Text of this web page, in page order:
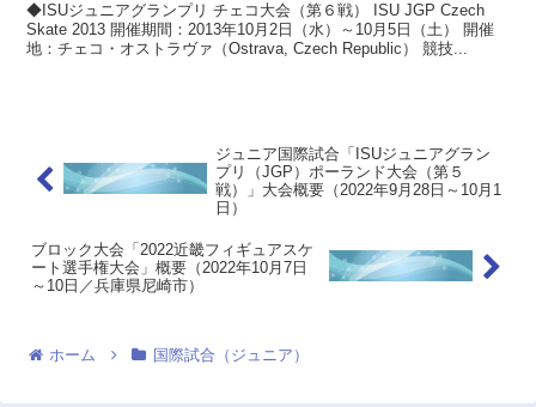
◆ISUジュニアグランプリ チェコ大会（第６戦） ISU JGP Czech
Skate 2013 開催期間：2013年10月2日（水）～10月5日（土） 開催
地：チェコ・オストラヴァ（Ostrava, Czech Republic） 競技...
ジュニア国際試合「ISUジュニアグラン
プリ（JGP）ポーランド大会（第５
戦）」大会概要（2022年9月28日～10月1
日）
ブロック大会「2022近畿フィギュアスケ
ート選手権大会」概要（2022年10月7日
～10日／兵庫県尼崎市）
ホーム 国際試合（ジュニア）